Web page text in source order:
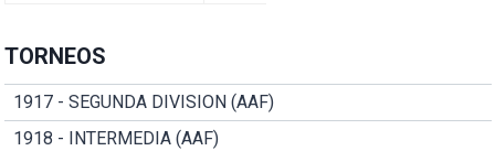
TORNEOS
1917 - SEGUNDA DIVISION (AAF)
1918 - INTERMEDIA (AAF)